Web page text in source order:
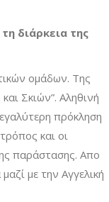
διάρκεια της
ομάδων. Της
Σκιών”. Αληθινή
πρόκληση
και οι
παράστασης. Απο
με την Αγγελική